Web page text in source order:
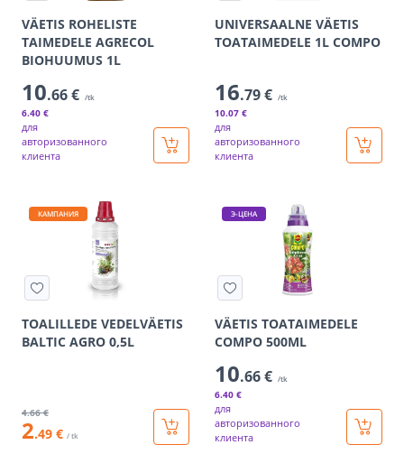
VÄETIS ROHELISTE
TAIMEDELE AGRECOL
BIOHUUMUS 1L
10.66 € /tk
6.40 €
для
авторизованного
клиента
UNIVERSAALNE VÄETIS
TOATAIMEDELE 1L COMPO
16.79 € /tk
10.07 €
для
авторизованного
клиента
КАМПАНИЯ
TOALILLEDE VEDELVÄETIS
BALTIC AGRO 0,5L
4.66 €
2.49 € / tk
Э-ЦЕНА
VÄETIS TOATAIMEDELE
COMPO 500ML
10.66 € /tk
6.40 €
для
авторизованного
клиента